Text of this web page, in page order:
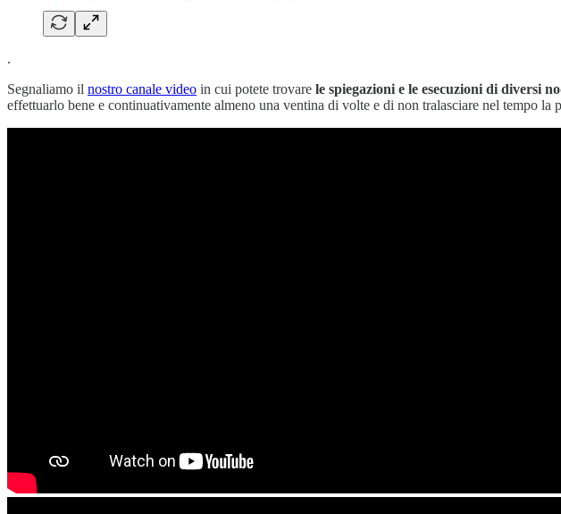
.
Segnaliamo il nostro canale video in cui potete trovare le spiegazioni e le esecuzioni di diversi
effettuarlo bene e continuativamente almeno una ventina di volte e di non tralasciare nel tempo la